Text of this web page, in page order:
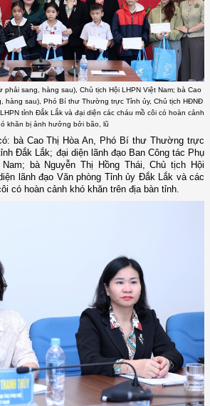
phải sang, hàng sau), Chủ tịch Hội LHPN Việt Nam; bà Cao
hàng sau), Phó Bí thư Thường trực Tỉnh ủy, Chủ tịch HĐNĐ
tỉnh Đắk Lắk và đại diện các cháu mồ côi có hoàn cảnh
khăn bị ảnh hưởng bởi bão, lũ
bà Cao Thị Hòa An, Phó Bí thư Thường trực
Đắk Lắk; đại diện lãnh đạo Ban Công tác Phụ
bà Nguyễn Thị Hồng Thái, Chủ tịch Hội
lãnh đạo Văn phòng Tỉnh ủy Đắk Lắk và các
có hoàn cảnh khó khăn trên địa bàn tỉnh.